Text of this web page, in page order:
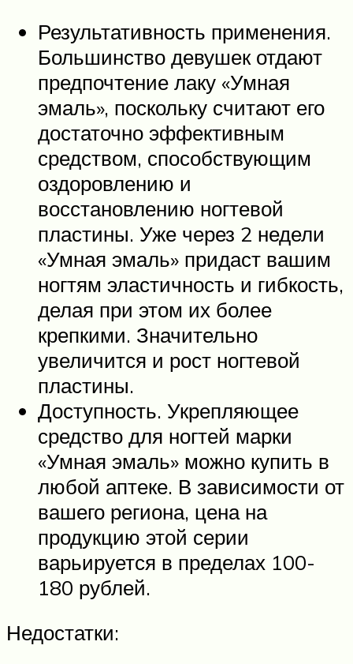
Результативность применения.
Большинство девушек отдают
предпочтение лаку «Умная
эмаль», поскольку считают его
достаточно эффективным
средством, способствующим
оздоровлению и
восстановлению ногтевой
пластины. Уже через 2 недели
«Умная эмаль» придаст вашим
ногтям эластичность и гибкость,
делая при этом их более
крепкими. Значительно
увеличится и рост ногтевой
пластины.
Доступность. Укрепляющее
средство для ногтей марки
«Умная эмаль» можно купить в
любой аптеке. В зависимости от
вашего региона, цена на
продукцию этой серии
варьируется в пределах 100-
180 рублей.
Недостатки: